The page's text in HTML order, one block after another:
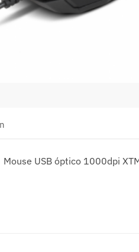
Mouse USB óptico 1000dpi